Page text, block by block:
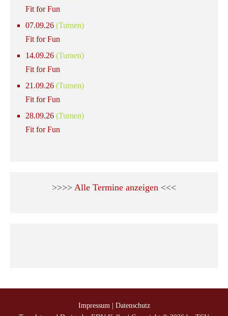
Fit for Fun
07.09.26 (Turnen)
Fit for Fun
14.09.26 (Turnen)
Fit for Fun
21.09.26 (Turnen)
Fit for Fun
28.09.26 (Turnen)
Fit for Fun
>>>> Alle Termine anzeigen <<<
Impressum
Datenschutz